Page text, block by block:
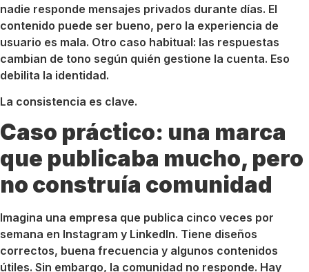
nadie responde mensajes privados durante días. El
contenido puede ser bueno, pero la experiencia de
usuario es mala. Otro caso habitual: las respuestas
cambian de tono según quién gestione la cuenta. Eso
debilita la identidad.
La consistencia es clave.
Caso práctico: una marca
que publicaba mucho, pero
no construía comunidad
Imagina una empresa que publica cinco veces por
semana en Instagram y LinkedIn. Tiene diseños
correctos, buena frecuencia y algunos contenidos
útiles. Sin embargo, la comunidad no responde. Hay